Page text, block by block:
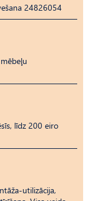
24826054
līdz 200 eiro
utilizācija,